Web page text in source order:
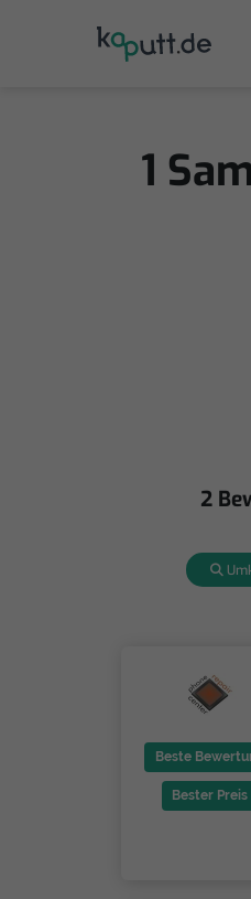
1
2
Beste
Bester Preis